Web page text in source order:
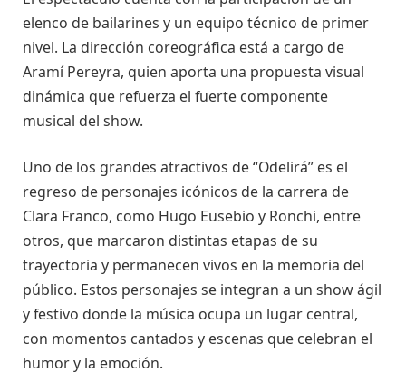
elenco de bailarines y un equipo técnico de primer
nivel. La dirección coreográfica está a cargo de
Aramí Pereyra, quien aporta una propuesta visual
dinámica que refuerza el fuerte componente
musical del show.
Uno de los grandes atractivos de “Odelirá” es el
regreso de personajes icónicos de la carrera de
Clara Franco, como Hugo Eusebio y Ronchi, entre
otros, que marcaron distintas etapas de su
trayectoria y permanecen vivos en la memoria del
público. Estos personajes se integran a un show ágil
y festivo donde la música ocupa un lugar central,
con momentos cantados y escenas que celebran el
humor y la emoción.